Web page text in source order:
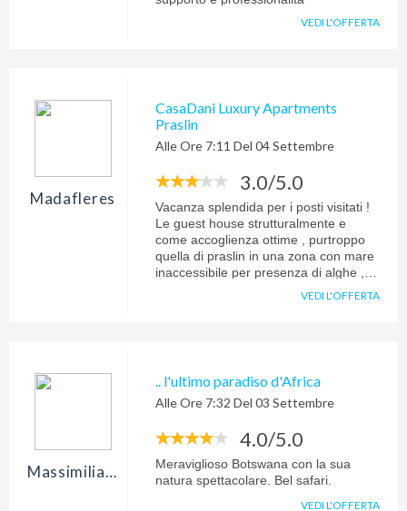
VEDI L'OFFERTA
Madafleres
CasaDani Luxury Apartments
Praslin
Alle Ore 7:11 Del 04 Settembre
3.0/5.0
Vacanza splendida per i posti visitati !
Le guest house strutturalmente e
come accoglienza ottime , purtroppo
quella di praslin in una zona con mare
inaccessibile per presenza di alghe ,
VEDI L'OFFERTA
Massimiliano.stocchi
.. l'ultimo paradiso d'Africa
Alle Ore 7:32 Del 03 Settembre
4.0/5.0
Meraviglioso Botswana con la sua
natura spettacolare. Bel safari.
VEDI L'OFFERTA